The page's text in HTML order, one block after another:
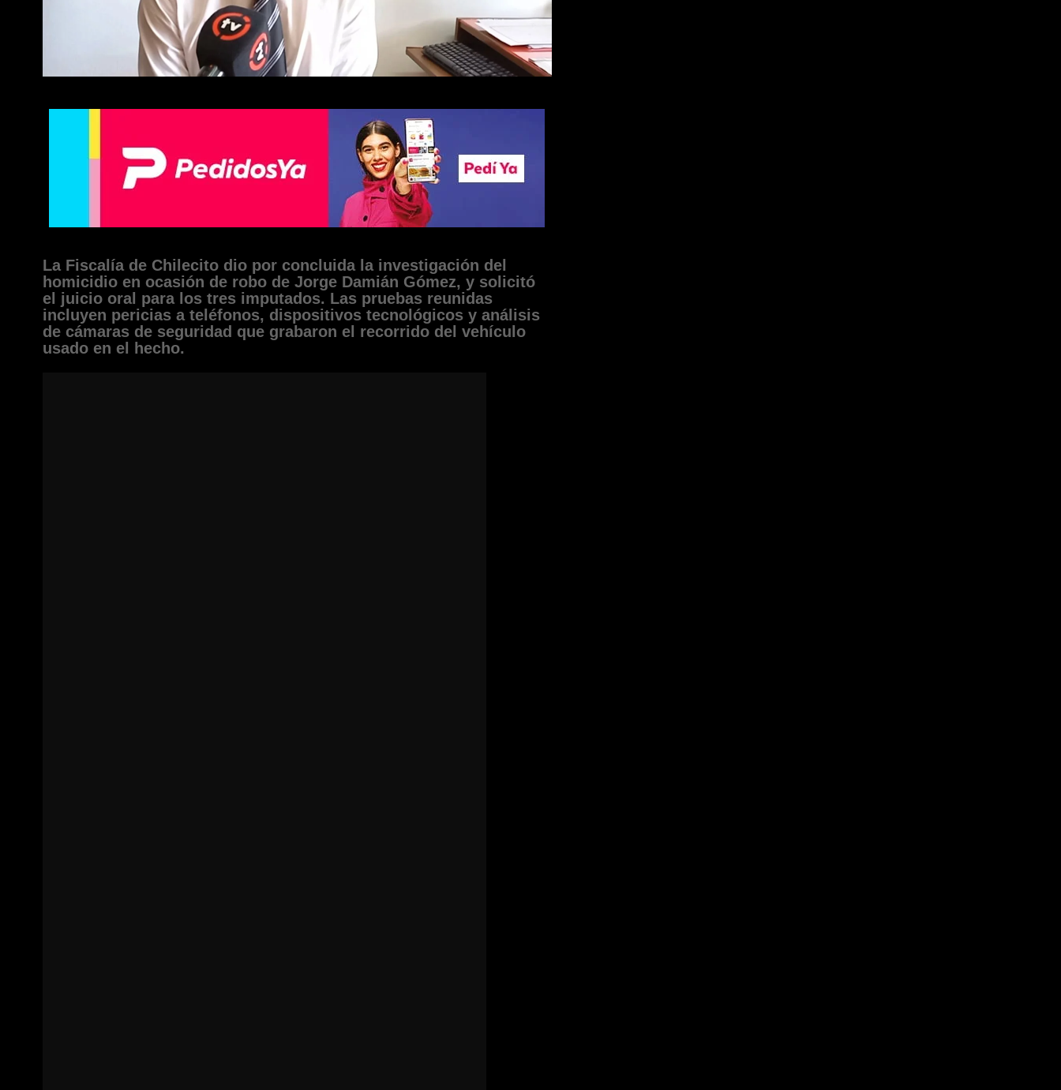
La Fiscalía de Chilecito dio por concluida la investigación del
homicidio en ocasión de robo de Jorge Damián Gómez, y solicitó
el juicio oral para los tres imputados. Las pruebas reunidas
incluyen pericias a teléfonos, dispositivos tecnológicos y análisis
de cámaras de seguridad que grabaron el recorrido del vehículo
usado en el hecho.